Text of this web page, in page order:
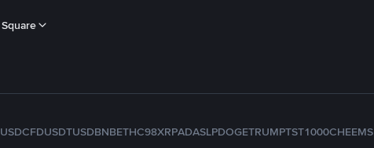
Square
USDCFDUSDTUSDBNBETHC98XRPADASLPDOGETRUMPTST1000CHEEMS